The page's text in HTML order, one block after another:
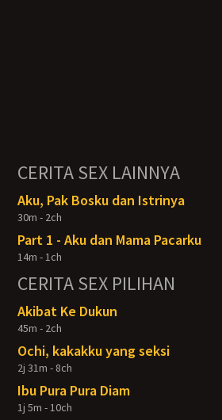
CERITA SEX LAINNYA
Aku, Pak Bosku dan Istrinya
30m - 2ch
Part 1 - Aku dan Mama Pacarku
14m - 1ch
CERITA SEX PILIHAN
Akibat Ke Dukun
45m - 2ch
Ochi, kakakku yang seksi
2j 31m - 8ch
Ibu Pura Pura Diam
1j 5m - 10ch